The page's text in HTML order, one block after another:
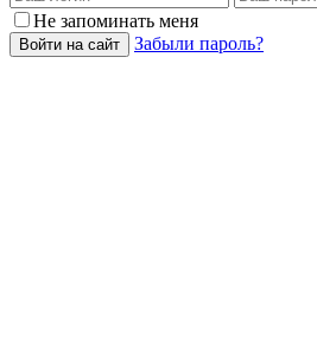
Не запоминать меня
Войти на сайт Забыли пароль?